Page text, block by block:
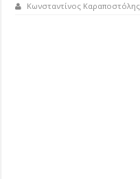
Κωνσταντίνος Καραποστόλης